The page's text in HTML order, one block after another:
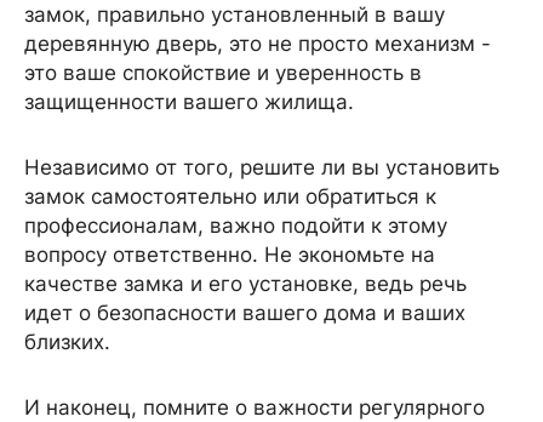
замок, правильно установленный в вашу
деревянную дверь, это не просто механизм -
это ваше спокойствие и уверенность в
защищенности вашего жилища.
Независимо от того, решите ли вы установить
замок самостоятельно или обратиться к
профессионалам, важно подойти к этому
вопросу ответственно. Не экономьте на
качестве замка и его установке, ведь речь
идет о безопасности вашего дома и ваших
близких.
И наконец, помните о важности регулярного